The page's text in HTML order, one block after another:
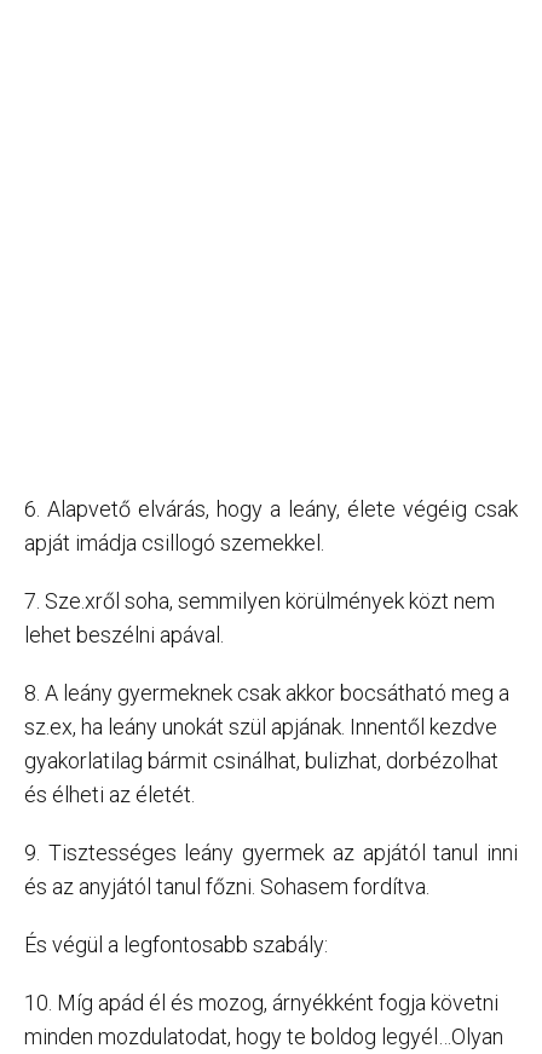
6. Alapvető elvárás, hogy a leány, élete végéig csak
apját imádja csillogó szemekkel.
7. Sze.xről soha, semmilyen körülmények közt nem
lehet beszélni apával.
8. A leány gyermeknek csak akkor bocsátható meg a
sz.ex, ha leány unokát szül apjának. Innentől kezdve
gyakorlatilag bármit csinálhat, bulizhat, dorbézolhat
és élheti az életét.
9. Tisztességes leány gyermek az apjától tanul inni
és az anyjától tanul főzni. Sohasem fordítva.
És végül a legfontosabb szabály:
10. Míg apád él és mozog, árnyékként fogja követni
minden mozdulatodat, hogy te boldog legyél…Olyan